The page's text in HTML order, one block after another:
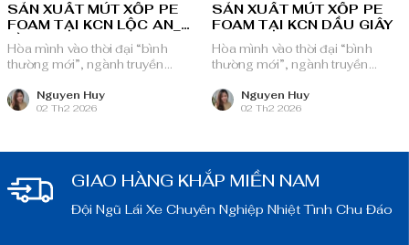
SẢN XUẤT MÚT XỐP PE
FOAM TẠI KCN LỘC AN_
BÌNH SƠN
Hòa mình vào thời đại “bình
thường mới”, ngành truyền
nguồn lực dồi dào và chiến lược
bài bản, sẵn sàng ghi danh trên
Nguyen Huy
02 Th2 2026
SẢN XUẤT MÚT XỐP PE
FOAM TẠI KCN DẦU GIÂY
Hòa mình vào thời đại “bình
thường mới”, ngành truyền
nguồn lực dồi dào và chiến lược
bài bản, sẵn sàng ghi danh trên
Nguyen Huy
02 Th2 2026
GIAO HÀNG KHẮP MIỀN NAM
Đội Ngũ Lái Xe Chuyên Nghiệp Nhiệt Tình Chu Đáo